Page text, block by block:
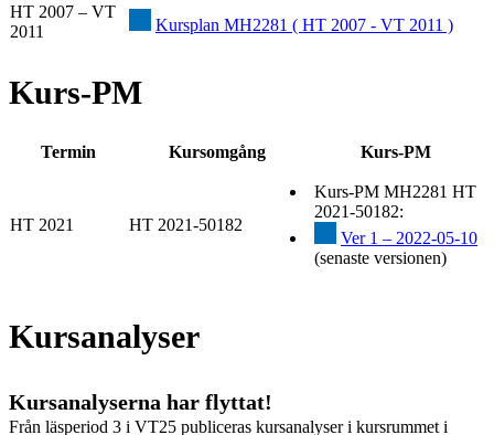
HT 2007 – VT
2011
Kursplan MH2281 ( HT 2007 - VT 2011 )
Kurs-PM
Termin Kursomgång Kurs-PM
HT 2021 HT 2021-50182
Kurs-PM MH2281 HT
2021-50182:
Ver 1 – 2022-05-10
(senaste versionen)
Kursanalyser
Kursanalyserna har flyttat!
Från läsperiod 3 i VT25 publiceras kursanalyser i kursrummet i